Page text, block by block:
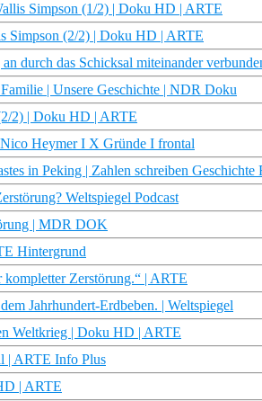
Simpson (1/2) | Doku HD | ARTE
Simpson (2/2) | Doku HD | ARTE
durch das Schicksal miteinander
| Unsere Geschichte | NDR Doku
2) | Doku HD | ARTE
Heymer I X Gründe I frontal
in Peking | Zahlen schreiben Geschichte
Weltspiegel Podcast
| MDR DOK
Hintergrund
kompletter Zerstörung.“ | ARTE
Jahrhundert-Erdbeben. | Weltspiegel
Weltkrieg | Doku HD | ARTE
| ARTE Info Plus
| ARTE